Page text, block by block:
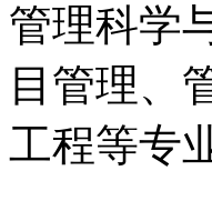
管理科学
目管理、
工程等专